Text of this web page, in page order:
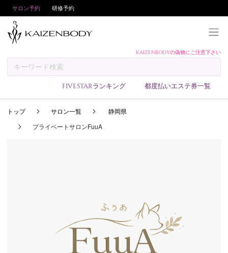
サロン予約 研修予約
KAIZENBODYの偽物にご注意下さい
FIVESTARランキング 都度払いエステ券一覧
予約方法
サロンランキング
技術者ランキング
会員登録/ログイン
予約確認 お気に入り
トップ サロン一覧
静岡県
プライベートサロンFuuA